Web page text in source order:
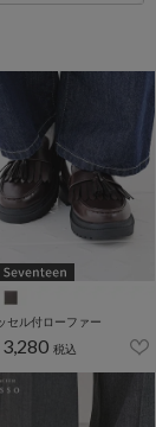
セル付ローファー
3,280 税込